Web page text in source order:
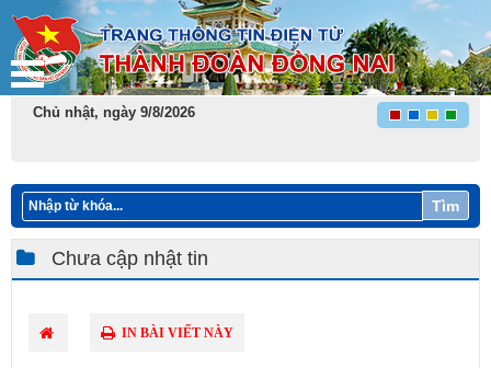
Chủ nhật, ngày 9/8/2026
Tìm
Chưa cập nhật tin
IN BÀI VIẾT NÀY